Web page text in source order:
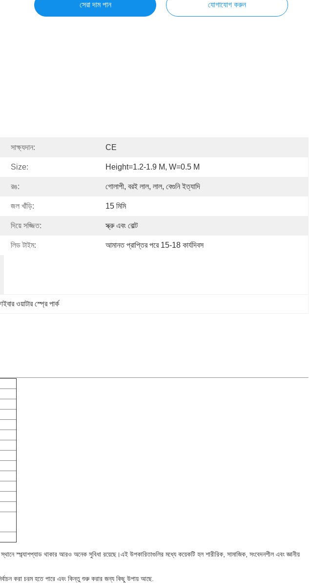
সেরা দাম পান যোগাযোগ করুন
সাক্ষ্যদান: CE
Size: Height=1.2-1.9 M, W=0.5 M
রঙ: গোলাপী, বরই লাল, লাল, বেগুনি ইত্যাদি
জল খাঁড়ি: 15 মিমি
দিয়ে সজ্জিত: স্ক্রু এবং বোল্ট
লিড টাইম: আমানত প্রাপ্তির পরে 15-18 কার্যদিবস
ওয়াটার স্প্রে পার্ক
স্প্ল্যাশপ্যাড থাকার আরও অনেক সুবিধা রয়েছে।এই উপকারিতাগুলির মধ্যে কয়েকটি হল শারীরিক, সামাজিক, সংবেদনশীল এবং জ্ঞানীয়
করা চরম হতে পারে এবং কিন্তু শুরু করার জন্য কিছু উপায় আছে.